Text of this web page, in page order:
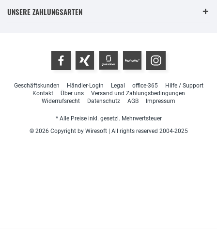
UNSERE ZAHLUNGSARTEN
Geschäftskunden Händler-Login Legal office-365
Hilfe / Support
Kontakt
Über uns
Versand und Zahlungsbedingungen
Widerrufsrecht
Datenschutz AGB Impressum
* Alle Preise inkl. gesetzl. Mehrwertsteuer
© 2026 Copyright by Wiresoft | All rights reserved 2004-2025